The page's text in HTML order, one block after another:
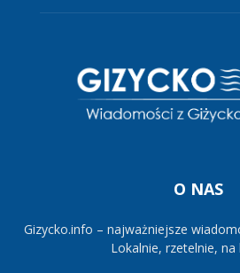
O NAS
Gizycko.info – najważniejsze
Lokalnie, rzetelnie, na